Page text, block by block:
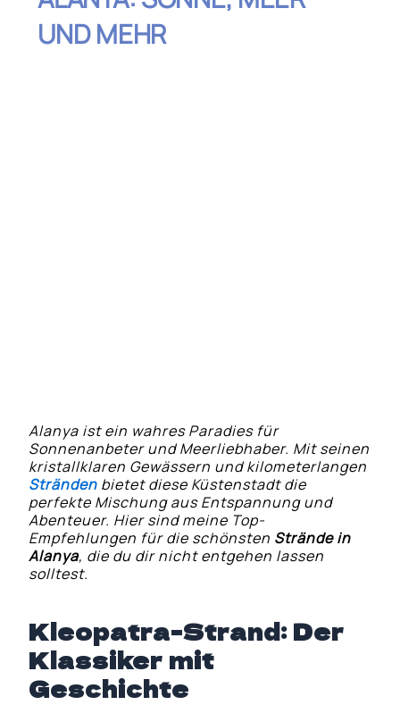
UND MEHR
Alanya ist ein wahres Paradies für
Sonnenanbeter und Meerliebhaber. Mit seinen
kristallklaren Gewässern und kilometerlangen
Stränden bietet diese Küstenstadt die
perfekte Mischung aus Entspannung und
Abenteuer. Hier sind meine Top-
Empfehlungen für die schönsten Strände in
Alanya, die du dir nicht entgehen lassen
solltest.
Kleopatra-Strand: Der
Klassiker mit
Geschichte